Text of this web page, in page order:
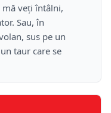
veţi întâlni,
Sau, în
sus pe un
taur care se